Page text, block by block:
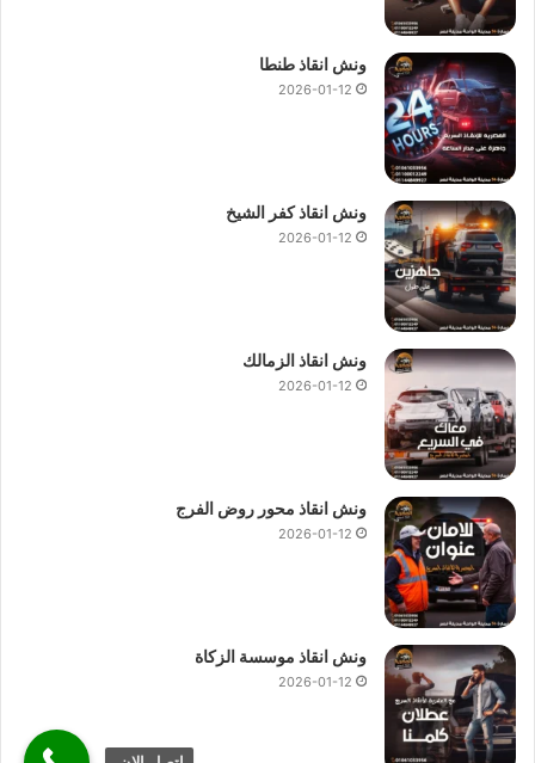
ونش انقاذ طنطا
2026-01-12
ونش انقاذ كفر الشيخ
2026-01-12
ونش انقاذ الزمالك
2026-01-12
ونش انقاذ محور روض الفرج
2026-01-12
ونش انقاذ موسسة الزكاة
2026-01-12